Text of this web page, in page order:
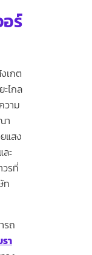
ร์
เกต
ไกล
วาม
า
แสง
ะ
รที่
ท
รถ
า